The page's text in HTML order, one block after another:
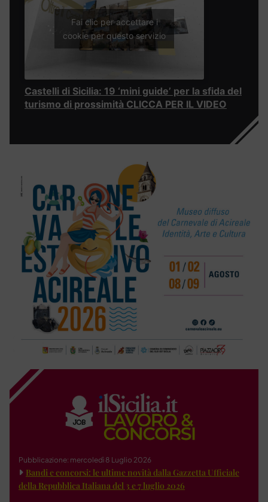
Fai clic per accettare i
cookie per questo servizio
Castelli di Sicilia: 19 ‘mini guide’ per la sfida del
turismo di prossimità CLICCA PER IL VIDEO
Pubblicazione: mercoledì 8 Luglio 2026
Bandi e concorsi: le ultime novità dalla Gazzetta Ufficiale
della Repubblica Italiana del 3 e 7 luglio 2026